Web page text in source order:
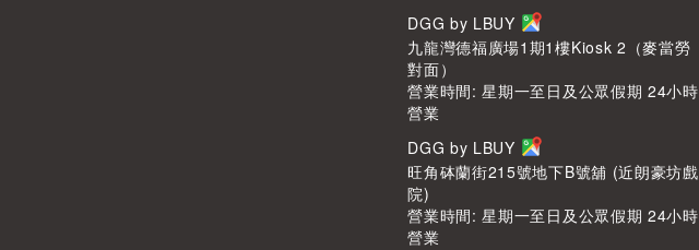
DGG by LBUY
九龍灣德福廣場1期1樓Kiosk 2（麥當勞
對面）
營業時間: 星期一至日及公眾假期 24小時
營業
DGG by LBUY
旺角砵蘭街215號地下B號舖 (近朗豪坊戲
院)
營業時間: 星期一至日及公眾假期 24小時
營業